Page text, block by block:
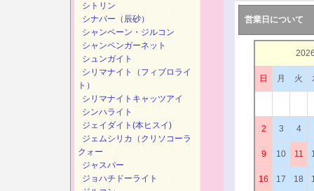
営業日について
日 月 火
2 3 4
9 10 11
16 17 18
シトリン
シナバー（辰砂）
シャンペーン・ジルコン
シャンペンガーネット
シュンガイト
シリマナイト（フィブロライ
ト）
シリマナイトキャッツアイ
シンハライト
ジェイダイト(本ヒスイ)
ジェムシリカ（クリソコーラ
クォー
ジャスパー
ジョハチドーライト